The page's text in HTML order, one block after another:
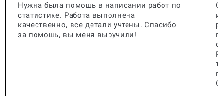
Нужна была помощь в написании работ по
статистике. Работа выполнена
качественно, все детали учтены. Спасибо
за помощь, вы меня выручили!